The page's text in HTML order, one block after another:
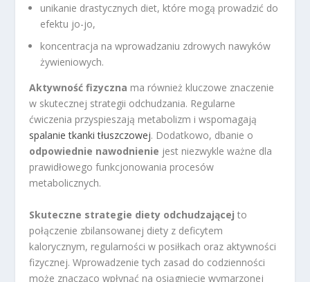
unikanie drastycznych diet, które mogą prowadzić do
efektu jo-jo,
koncentracja na wprowadzaniu zdrowych nawyków
żywieniowych.
Aktywność fizyczna ma również kluczowe znaczenie
w skutecznej strategii odchudzania. Regularne
ćwiczenia przyspieszają metabolizm i wspomagają
spalanie tkanki tłuszczowej. Dodatkowo, dbanie o
odpowiednie nawodnienie jest niezwykle ważne dla
prawidłowego funkcjonowania procesów
metabolicznych.
Skuteczne strategie diety odchudzającej to
połączenie zbilansowanej diety z deficytem
kalorycznym, regularności w posiłkach oraz aktywności
fizycznej. Wprowadzenie tych zasad do codzienności
może znacząco wpłynąć na osiągnięcie wymarzonej